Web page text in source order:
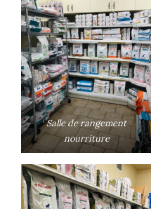
Salle de rangement
nourriture